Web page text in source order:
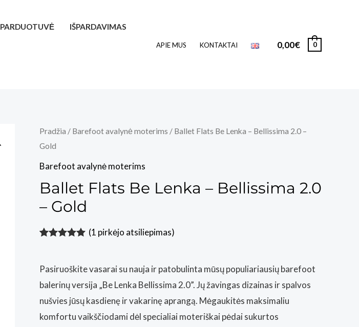
PARDUOTUVĖ IŠPARDAVIMAS
APIE MUS KONTAKTAI 0,00€ 0
Pradžia / Barefoot avalynė moterims / Ballet Flats Be Lenka – Bellissima 2.0 –
Gold
Barefoot avalynė moterims
Ballet Flats Be Lenka – Bellissima 2.0
– Gold
įvertinimų:)
(1 pirkėjo atsiliepimas)
Pasiruoškite vasarai su nauja ir patobulinta mūsų populiariausių barefoot
balerinų versija „Be Lenka Bellissima 2.0”. Jų žavingas dizainas ir spalvos
nušvies jūsų kasdienę ir vakarinę aprangą. Mėgaukitės maksimaliu
komfortu vaikščiodami dėl specialiai moteriškai pėdai sukurtos